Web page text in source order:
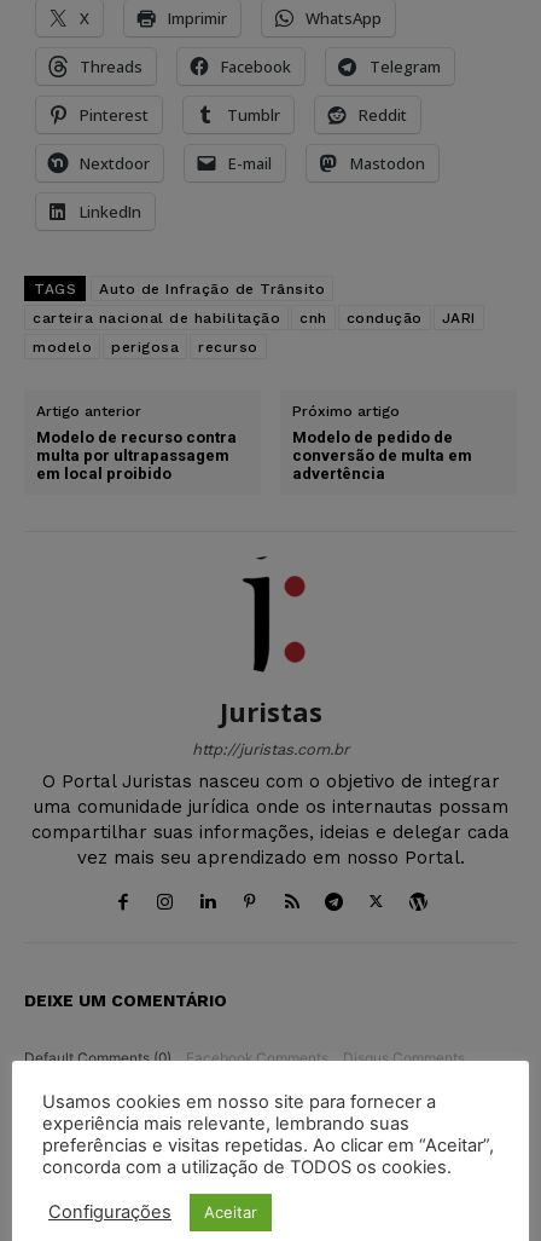
X Imprimir WhatsApp
Threads Facebook Telegram
Pinterest Tumblr Reddit
Nextdoor E-mail Mastodon
LinkedIn
TAGS
Auto de Infração de Trânsito
carteira nacional de habilitação
cnh condução
JARI
modelo
perigosa recurso
Artigo anterior
Modelo de recurso contra
multa por ultrapassagem
em local proibido
Próximo artigo
Modelo de pedido de
conversão de multa em
advertência
Juristas
http://juristas.com.br
O Portal Juristas nasceu com o objetivo de integrar
uma comunidade jurídica onde os internautas possam
compartilhar suas informações, ideias e delegar cada
vez mais seu aprendizado em nosso Portal.
DEIXE UM COMENTÁRIO
Default Comments (0) Facebook Comments Disqus Comments
Usamos cookies em nosso site para fornecer a
experiência mais relevante, lembrando suas
preferências e visitas repetidas. Ao clicar em “Aceitar”,
concorda com a utilização de TODOS os cookies.
Configurações Aceitar